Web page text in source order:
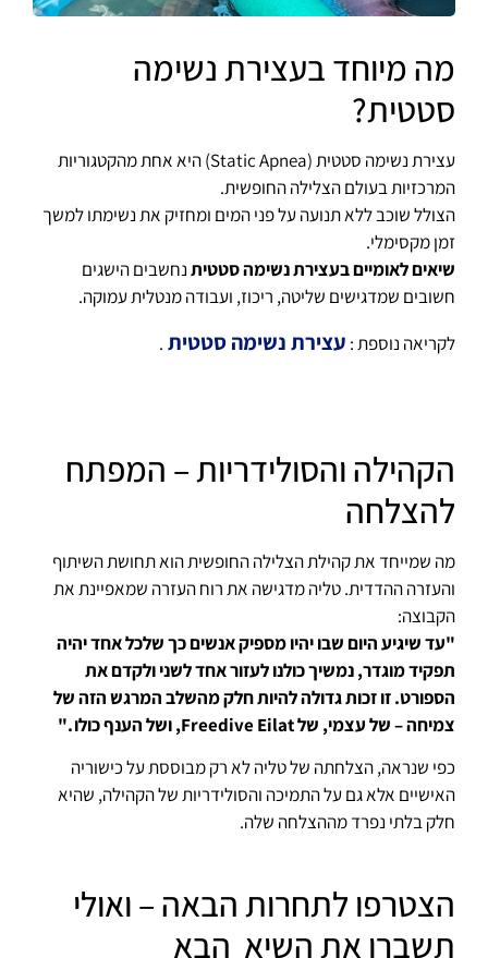
מה מיוחד בעצירת נשימה
סטטית?
עצירת נשימה סטטית (Static Apnea) היא אחת מהקטגוריות
המרכזיות בעולם הצלילה החופשית.
הצולל שוכב ללא תנועה על פני המים ומחזיק את נשימתו למשך
זמן מקסימלי.
שיאים לאומיים בעצירת נשימה סטטיתנחשבים הישגים
חשובים שמדגישים שליטה, ריכוז, ועבודה מנטלית עמוקה.
לקריאה נוספת : עצירת נשימה סטטית .
הקהילה והסולידריות – המפתח
להצלחה
מה שמייחד את קהילת הצלילה החופשית הוא תחושת השיתוף
והעזרה ההדדית. טליה מדגישה את רוח העזרה שמאפיינת את
הקבוצה:
"עד שיגיע היום שבו יהיו מספיק אנשים כך שלכל אחד יהיה
תפקיד מוגדר, נמשיך כולנו לעזור אחד לשני ולקדם את
הספורט. זו זכות גדולה להיות חלק מהשלב המרגש הזה של
צמיחה – של עצמי, של Freedive Eilat, ושל הענף כולו ."
כפי שנראה, הצלחתה של טליה לא רק מבוססת על כישוריה
האישיים אלא גם על התמיכה והסולידריות של הקהילה, שהיא
חלק בלתי נפרד מההצלחה שלה.
הצטרפו לתחרות הבאה – ואולי
תשברו את השיא הבא